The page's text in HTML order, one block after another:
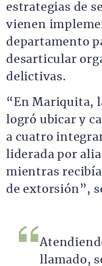
estrategias de
vienen
departamento
desarticular
delictivas.
“En Mariquita,
logró ubicar y
a cuatro
liderada por
mientras
de extorsión”,
llamado,